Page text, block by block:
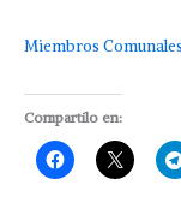
Miembros
Compartilo en: